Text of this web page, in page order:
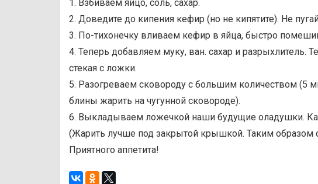
1. Взбиваем яйцо, соль, сахар.
2. Доведите до кипения кефир (но не кипятите). Не
3. По-тихонечку вливаем кефир в яйца, быстро
4. Теперь добавляем муку, ван. сахар и разрыхлитель.
стекая с ложки.
5. Разогреваем сковороду с большим количеством (5
блины жарить на чугунной сковороде).
6. Выкладываем ложечкой наши будущие оладушки.
(Жарить лучше под закрытой крышкой. Таким
Приятного аппетита!